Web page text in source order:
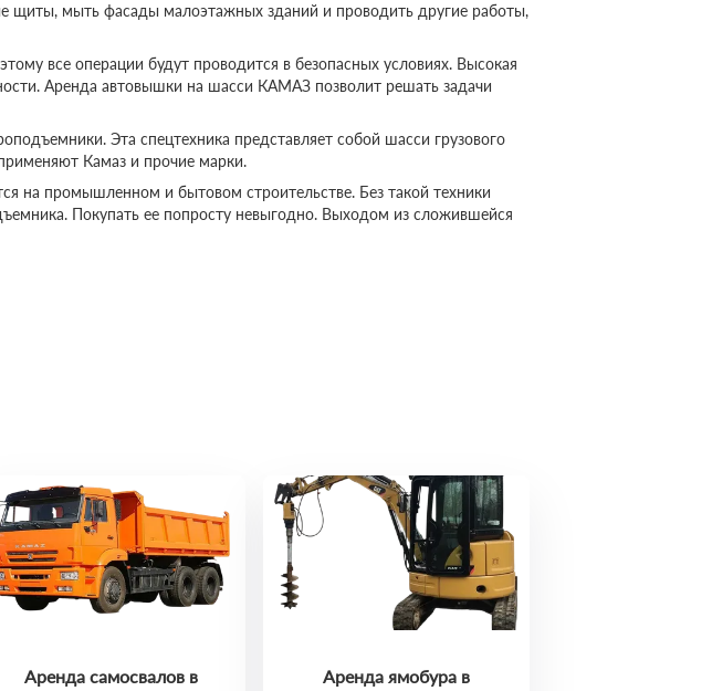
щиты, мыть фасады малоэтажных зданий и проводить другие работы,
все операции будут проводится в безопасных условиях. Высокая
Аренда автовышки на шасси КАМАЗ позволит решать задачи
Эта спецтехника представляет собой шасси грузового
Камаз и прочие марки.
на промышленном и бытовом строительстве. Без такой техники
Покупать ее попросту невыгодно. Выходом из сложившейся
Аренда самосвалов в
Аренда ямобура в